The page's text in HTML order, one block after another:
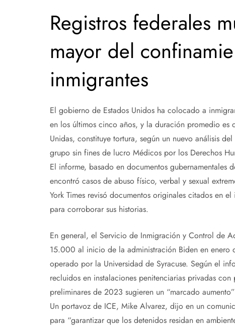
Registros federales
mayor del
inmigrantes
El gobierno de Estados Unidos ha colocado a
en los últimos cinco años, y la duración promedio
Unidas, constituye tortura, según un nuevo análisis
grupo sin fines de lucro Médicos por los Derechos
El informe, basado en documentos gubernamentales
encontró casos de abuso físico, verbal y sexual
York Times revisó documentos originales citados en
para corroborar sus historias.
En general, el Servicio de Inmigración y Control de
15.000 al inicio de la administración Biden en enero
operado por la Universidad de Syracuse. Según el
recluidos en instalaciones penitenciarias privadas
preliminares de 2023 sugieren un “marcado
Un portavoz de ICE, Mike Alvarez, dijo en un
para “garantizar que los detenidos residan en